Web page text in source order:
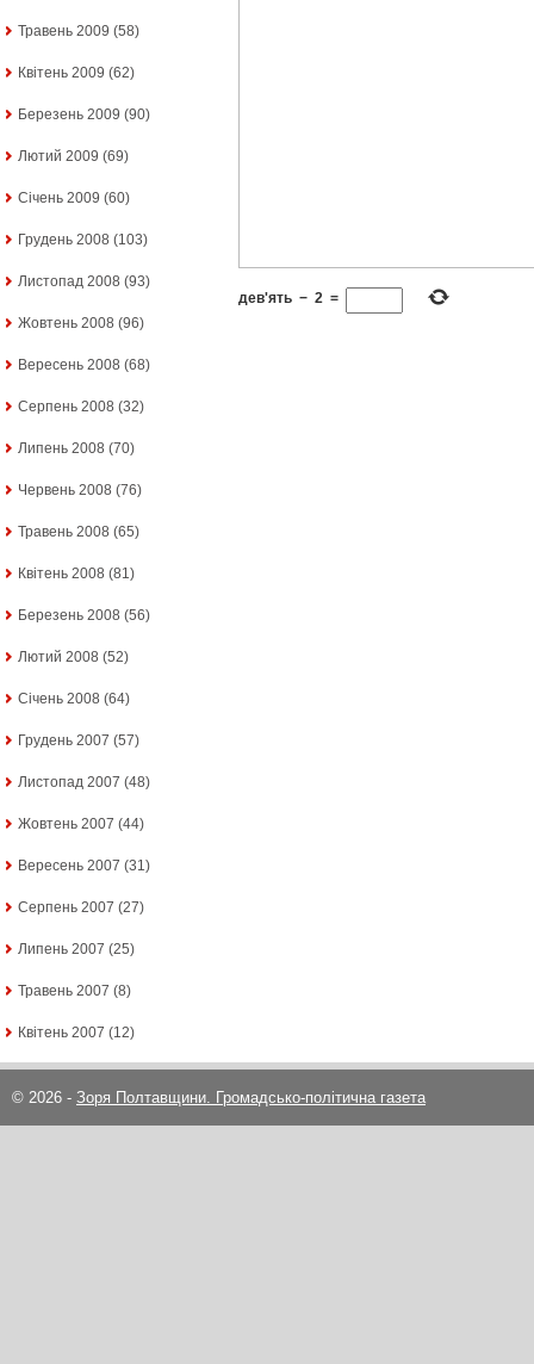
Травень 2009 (58)
Квітень 2009 (62)
Березень 2009 (90)
Лютий 2009 (69)
Січень 2009 (60)
Грудень 2008 (103)
Листопад 2008 (93)
Жовтень 2008 (96)
Вересень 2008 (68)
Серпень 2008 (32)
Липень 2008 (70)
Червень 2008 (76)
Травень 2008 (65)
Квітень 2008 (81)
Березень 2008 (56)
Лютий 2008 (52)
Січень 2008 (64)
Грудень 2007 (57)
Листопад 2007 (48)
Жовтень 2007 (44)
Вересень 2007 (31)
Серпень 2007 (27)
Липень 2007 (25)
Травень 2007 (8)
Квітень 2007 (12)
дев'ять − 2 =
© 2026 - Зоря Полтавщини. Громадсько-політична газета